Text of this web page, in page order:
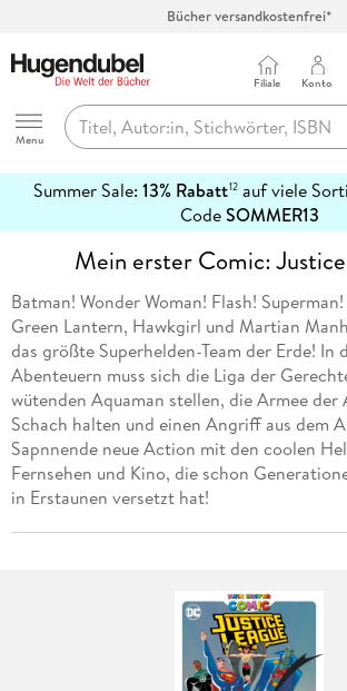
Bücher versandkostenfrei*
Abholung in über 100 Filialen
Hugendubel
Menu
Filiale Konto
Summer Sale: 13% Rabatt12auf viele
CodeSOMMER13
erfahren
Mein erster Comic:
Batman! Wonder Woman! Flash!
Green Lantern, Hawkgirl und Martian
das größte Superhelden-Team der Erde! In
Abenteuern muss sich die Liga der
wütenden Aquaman stellen, die Armee der
Schach halten und einen Angriff aus dem
Sapnnende neue Action mit den coolen
Fernsehen und Kino, die schon
in Erstaunen versetzt hat!